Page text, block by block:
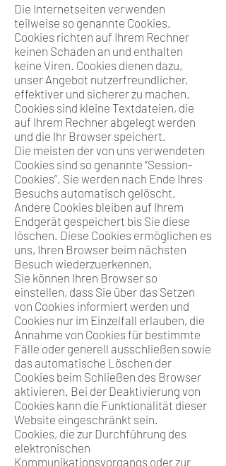
Die Internetseiten verwenden
teilweise so genannte Cookies.
Cookies richten auf Ihrem Rechner
keinen Schaden an und enthalten
keine Viren. Cookies dienen dazu,
unser Angebot nutzerfreundlicher,
effektiver und sicherer zu machen.
Cookies sind kleine Textdateien, die
auf Ihrem Rechner abgelegt werden
und die Ihr Browser speichert.
Die meisten der von uns verwendeten
Cookies sind so genannte “Session-
Cookies”. Sie werden nach Ende Ihres
Besuchs automatisch gelöscht.
Andere Cookies bleiben auf Ihrem
Endgerät gespeichert bis Sie diese
löschen. Diese Cookies ermöglichen es
uns, Ihren Browser beim nächsten
Besuch wiederzuerkennen.
Sie können Ihren Browser so
einstellen, dass Sie über das Setzen
von Cookies informiert werden und
Cookies nur im Einzelfall erlauben, die
Annahme von Cookies für bestimmte
Fälle oder generell ausschließen sowie
das automatische Löschen der
Cookies beim Schließen des Browser
aktivieren. Bei der Deaktivierung von
Cookies kann die Funktionalität dieser
Website eingeschränkt sein.
Cookies, die zur Durchführung des
elektronischen
Kommunikationsvorgangs oder zur